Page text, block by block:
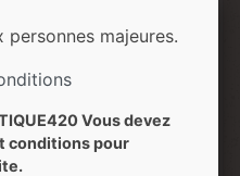
pin, terreux, épicé
personnes majeures.
Vous devez
conditions pour